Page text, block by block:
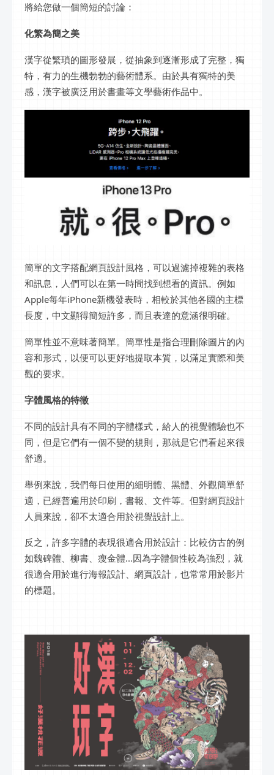
將給您做一個簡短的討論：
化繁為簡之美
漢字從繁瑣的圖形發展，從抽象到逐漸形成了完整，獨
特，有力的生機勃勃的藝術體系。由於具有獨特的美
感，漢字被廣泛用於書畫等文學藝術作品中。
簡單的文字搭配網頁設計風格，可以過濾掉複雜的表格
和訊息，人們可以在第一時間找到想看的資訊。例如
Apple每年iPhone新機發表時，相較於其他各國的主標
長度，中文顯得簡短許多，而且表達的意涵很明確。
簡單性並不意味著簡單。簡單性是指合理刪除圖片的內
容和形式，以便可以更好地提取本質，以滿足實際和美
觀的要求。
字體風格的特徵
不同的設計具有不同的字體樣式，給人的視覺體驗也不
同，但是它們有一個不變的規則，那就是它們看起來很
舒適。
舉例來說，我們每日使用的細明體、黑體、外觀簡單舒
適，已經普遍用於印刷，書報、文件等。但對網頁設計
人員來說，卻不太適合用於視覺設計上。
反之，許多字體的表現很適合用於設計：比較仿古的例
如魏碑體、柳書、瘦金體...因為字體個性較為強烈，就
很適合用於進行海報設計、網頁設計，也常常用於影片
的標題。